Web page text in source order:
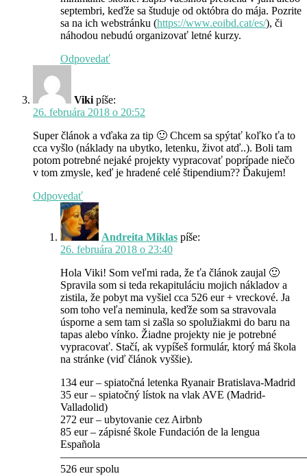
septembri, keďže sa študuje od októbra do mája. Pozrite
sa na ich webstránku (https://www.eoibd.cat/es/), či
náhodou nebudú organizovať letné kurzy.
Odpovedať
Viki píše:
26. februára 2018 o 20:52
Super článok a vďaka za tip 🙂 Chcem sa spýtať koľko ťa to
cca vyšlo (náklady na ubytko, letenku, život atď..). Boli tam
potom potrebné nejaké projekty vypracovať poprípade niečo
v tom zmysle, keď je hradené celé štipendium?? Ďakujem!
Odpovedať
Andreita Miklas píše:
26. februára 2018 o 23:40
Hola Viki! Som veľmi rada, že ťa článok zaujal 🙂
Spravila som si teda rekapituláciu mojich nákladov a
zistila, že pobyt ma vyšiel cca 526 eur + vreckové. Ja
som toho veľa neminula, keďže som sa stravovala
úsporne a sem tam si zašla so spolužiakmi do baru na
tapas alebo vínko. Žiadne projekty nie je potrebné
vypracovať. Stačí, ak vypíšeš formulár, ktorý má škola
na stránke (viď článok vyššie).
134 eur – spiatočná letenka Ryanair Bratislava-Madrid
35 eur – spiatočný lístok na vlak AVE (Madrid-
Valladolid)
272 eur – ubytovanie cez Airbnb
85 eur – zápisné škole Fundación de la lengua
Española
526 eur spolu